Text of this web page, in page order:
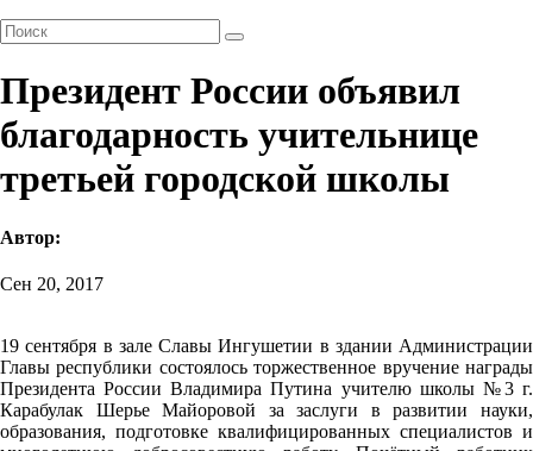
Президент России объявил
благодарность учительнице
третьей городской школы
Автор:
Сен 20, 2017
19 сентября в зале Славы Ингушетии в здании Администрации
Главы республики состоялось торжественное вручение награды
Президента России Владимира Путина учителю школы №3 г.
Карабулак Шерье Майоровой за заслуги в развитии науки,
образования, подготовке квалифицированных специалистов и